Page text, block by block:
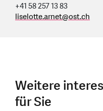
+41 58 257 13 83
liselotte.arnet@ost.ch
Weitere
für Sie